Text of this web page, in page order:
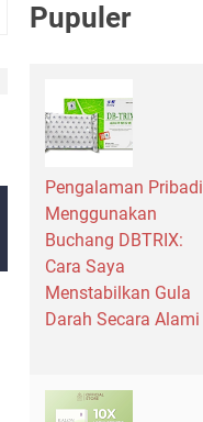
Pupuler
Pengalaman Pribadi
Menggunakan
Buchang DBTRIX:
Cara Saya
Menstabilkan Gula
Darah Secara Alami